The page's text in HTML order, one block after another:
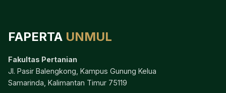
FAPERTA UNMUL
Fakultas Pertanian
Jl. Pasir Balengkong, Kampus Gunung Kelua
Samarinda, Kalimantan Timur 75119